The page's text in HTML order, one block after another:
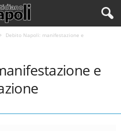
Debito Napoli: manifestazione e
e